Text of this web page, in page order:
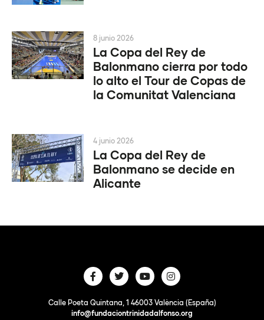
La Copa del Rey de
Balonmano cierra por todo
lo alto el Tour de Copas de
la Comunitat Valenciana
8 junio 2026
La Copa del Rey de
Balonmano se decide en
Alicante
4 junio 2026
Calle Poeta Quintana, 1 46003 València (España)
info@fundaciontrinidadalfonso.org